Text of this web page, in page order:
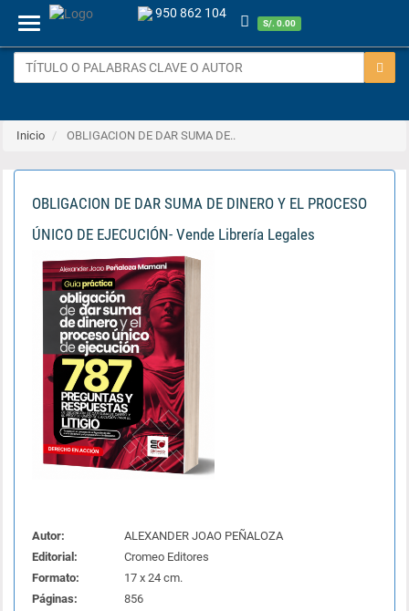
Menu
950 862 104
S/. 0.00
Inicio OBLIGACION DE DAR SUMA DE..
OBLIGACION DE DAR SUMA DE DINERO Y EL PROCESO
ÚNICO DE EJECUCIÓN- Vende Librería Legales
Autor:
ALEXANDER JOAO PEÑALOZA
Editorial:
Cromeo Editores
Formato:
17 x 24 cm.
Páginas:
856